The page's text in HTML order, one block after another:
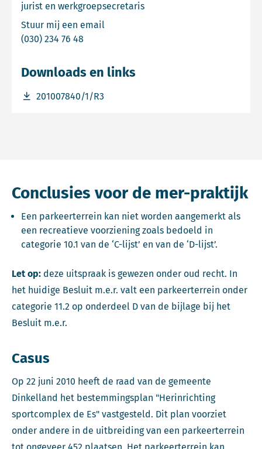
jurist en werkgroepsecretaris
Stuur mij een email
(030) 234 76 48
Downloads en links
201007840/1/R3
Download bestand 201007840/1/R3
Conclusies voor de mer-praktijk
Een parkeerterrein kan niet worden aangemerkt als
een recreatieve voorziening zoals bedoeld in
categorie 10.1 van de ‘C-lijst’ en van de ‘D-lijst’.
Let op: deze uitspraak is gewezen onder oud recht. In
het huidige Besluit m.e.r. valt een parkeerterrein onder
categorie 11.2 op onderdeel D van de bijlage bij het
Besluit m.e.r.
Casus
Op 22 juni 2010 heeft de raad van de gemeente
Dinkelland het bestemmingsplan "Herinrichting
sportcomplex de Es" vastgesteld. Dit plan voorziet
onder andere in de uitbreiding van een parkeerterrein